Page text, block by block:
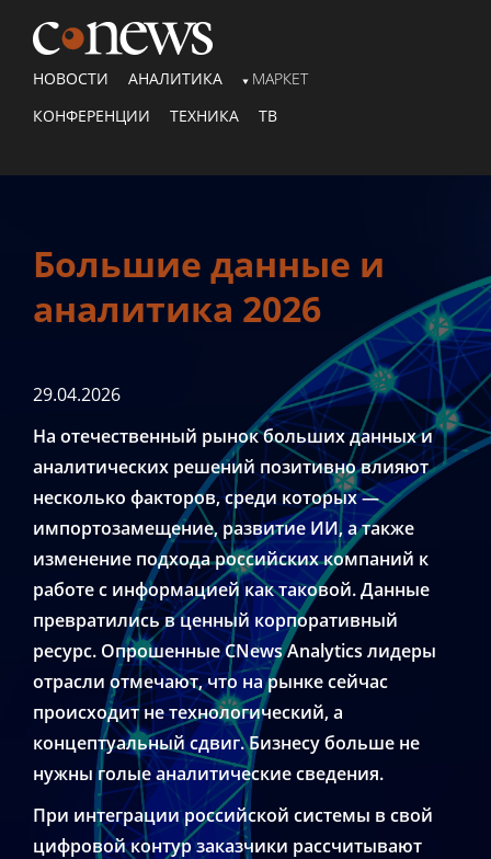
НОВОСТИ АНАЛИТИКА
МАРКЕТ
КОНФЕРЕНЦИИ
ТЕХНИКА ТВ
Большие данные и
аналитика 2026
На отечественный рынок больших данных и
аналитических решений позитивно влияют
несколько факторов, среди которых —
импортозамещение, развитие ИИ, а также
изменение подхода российских компаний к
работе с информацией как таковой. Данные
превратились в ценный корпоративный
ресурс. Опрошенные CNews Analytics лидеры
отрасли отмечают, что на рынке сейчас
происходит не технологический, а
концептуальный сдвиг. Бизнесу больше не
нужны голые аналитические сведения.
При интеграции российской системы в свой
цифровой контур заказчики рассчитывают
29.04.2026